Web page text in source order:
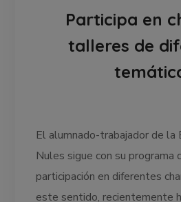
Participa en
talleres de
El alumnado-trabajador de la
Nules sigue con su programa
participación en diferentes
este sentido, recientemente